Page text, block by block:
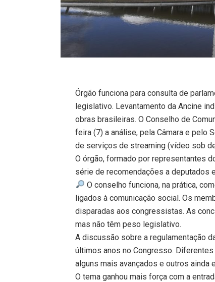
Órgão funciona para consulta de
legislativo. Levantamento da Ancine
obras brasileiras. O Conselho de
feira (7) a análise, pela Câmara e pelo
de serviços de streaming (vídeo sob
O órgão, formado por representantes
série de recomendações a deputados
O conselho funciona, na prática,
ligados à comunicação social. Os
disparadas aos congressistas. As
mas não têm peso legislativo.
A discussão sobre a regulamentação
últimos anos no Congresso.
alguns mais avançados e outros ainda
O tema ganhou mais força com a